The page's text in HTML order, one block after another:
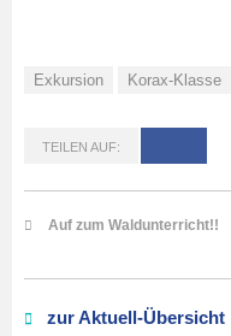
Exkursion Korax-Klasse
TEILEN AUF:
Auf zum Waldunterricht!!
zur Aktuell-Übersicht